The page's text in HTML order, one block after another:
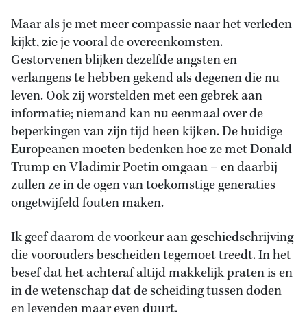
Maar als je met meer compassie naar het verleden
kijkt, zie je vooral de overeenkomsten.
Gestorvenen blijken dezelfde angsten en
verlangens te hebben gekend als degenen die nu
leven. Ook zij worstelden met een gebrek aan
informatie; niemand kan nu eenmaal over de
beperkingen van zijn tijd heen kijken. De huidige
Europeanen moeten bedenken hoe ze met Donald
Trump en Vladimir Poetin omgaan – en daarbij
zullen ze in de ogen van toekomstige generaties
ongetwijfeld fouten maken.
Ik geef daarom de voorkeur aan geschiedschrijving
die voorouders bescheiden tegemoet treedt. In het
besef dat het achteraf altijd makkelijk praten is en
in de wetenschap dat de scheiding tussen doden
en levenden maar even duurt.